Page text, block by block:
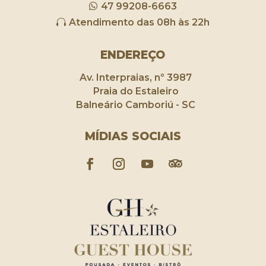
47 99208-6663
Atendimento das 08h às 22h
ENDEREÇO
Av. Interpraias, nº 3987
Praia do Estaleiro
Balneário Camboriú - SC
MÍDIAS SOCIAIS